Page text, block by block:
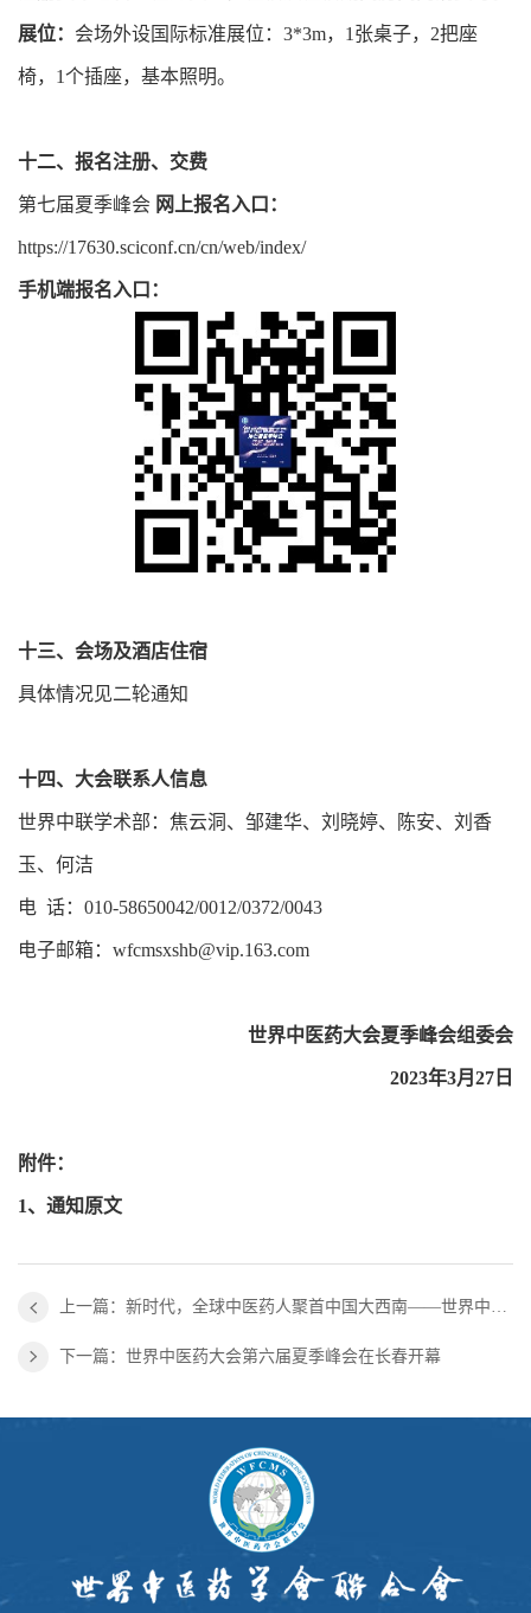
展位： 会场外设国际标准展位：3*3m，1张桌子，2把座
椅，1个插座，基本照明。
十二、报名注册、交费
第七届夏季峰会 网上报名入口：
https://17630.sciconf.cn/cn/web/index/
手机端报名入口：
十三、会场及酒店住宿
具体情况见二轮通知
十四、大会联系人信息
世界中联学术部：焦云洞、邹建华、刘晓婷、陈安、刘香
玉、何洁
电 话：010-58650042/0012/0372/0043
电子邮箱：wfcmsxshb@vip.163.com​
世界中医药大会夏季峰会组委会
2023年3月27日
附件：
1、 通知原文
下一篇：世界中医药大会第六届夏季峰会在长春开幕